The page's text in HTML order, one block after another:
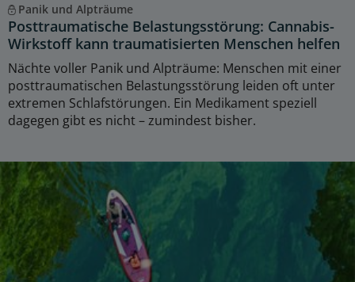
Panik und Alpträume
Posttraumatische Belastungsstörung: Cannabis-
Wirkstoff kann traumatisierten Menschen helfen
Nächte voller Panik und Alpträume: Menschen mit einer
posttraumatischen Belastungsstörung leiden oft unter
extremen Schlafstörungen. Ein Medikament speziell
dagegen gibt es nicht – zumindest bisher.